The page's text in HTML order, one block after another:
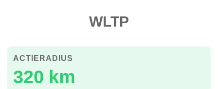
WLTP
320 km
ACTIERADIUS